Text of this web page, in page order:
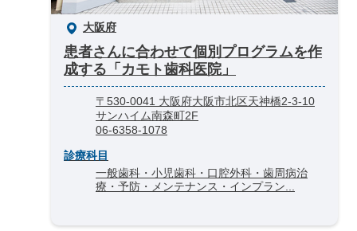
大阪府
患者さんに合わせて個別プログラムを作
成する「カモト歯科医院」
〒530-0041 大阪府大阪市北区天神橋2-3-10
サンハイム南森町2F
06-6358-1078
診療科目
一般歯科・小児歯科・口腔外科・歯周病治
療・予防・メンテナンス・インプラン...